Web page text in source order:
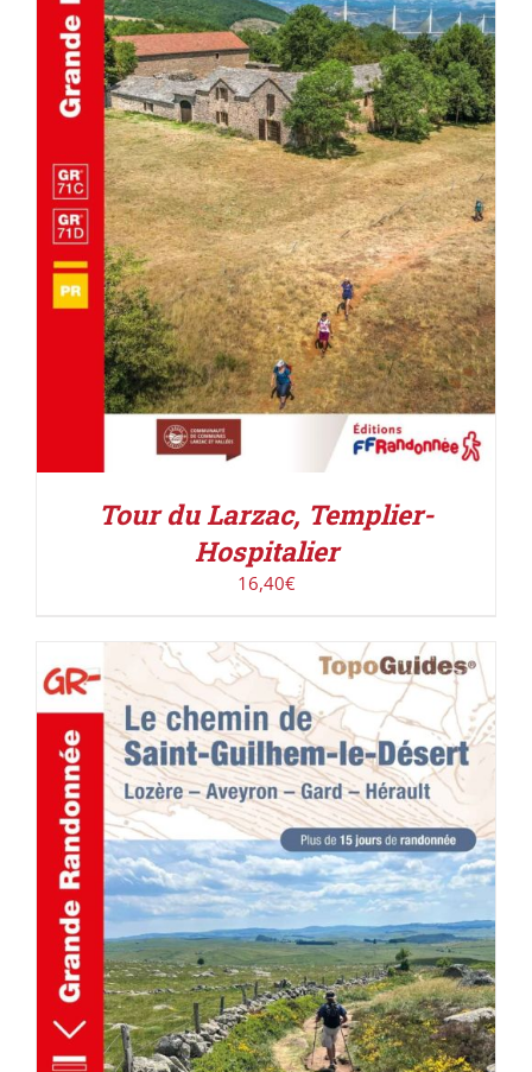
AJOUTER AU PANIER / DÉTAILS
Tour du Larzac, Templier-
Hospitalier
16,40€
AJOUTER AU PANIER / DÉTAILS